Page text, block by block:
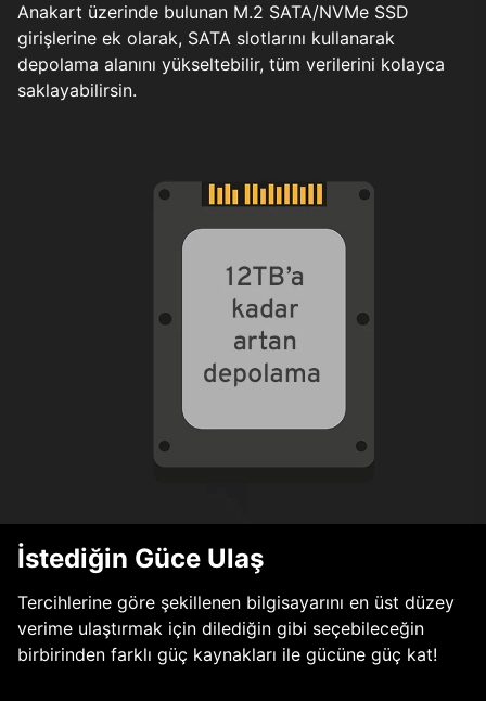
Anakart üzerinde bulunan M.2 SATA/NVMe SSD
girişlerine ek olarak, SATA slotlarını kullanarak
depolama alanını yükseltebilir, tüm verilerini kolayca
saklayabilirsin.
İstediğin Güce Ulaş
Tercihlerine göre şekillenen bilgisayarını en üst düzey
verime ulaştırmak için dilediğin gibi seçebileceğin
birbirinden farklı güç kaynakları ile gücüne güç kat!